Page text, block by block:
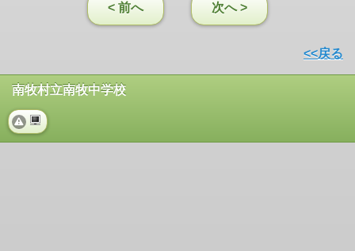
< 前へ 次へ >
<<戻る
南牧村立南牧中学校